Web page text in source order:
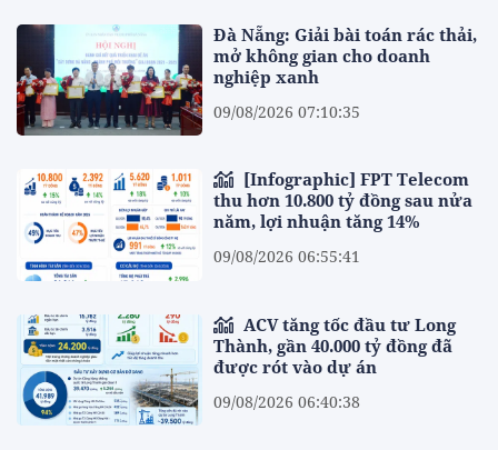
Đà Nẵng: Giải bài toán rác thải,
mở không gian cho doanh
nghiệp xanh
09/08/2026 07:10:35
thu hơn 10.800 tỷ đồng sau nửa
năm, lợi nhuận tăng 14%
09/08/2026 06:55:41
Thành, gần 40.000 tỷ đồng đã
được rót vào dự án
09/08/2026 06:40:38